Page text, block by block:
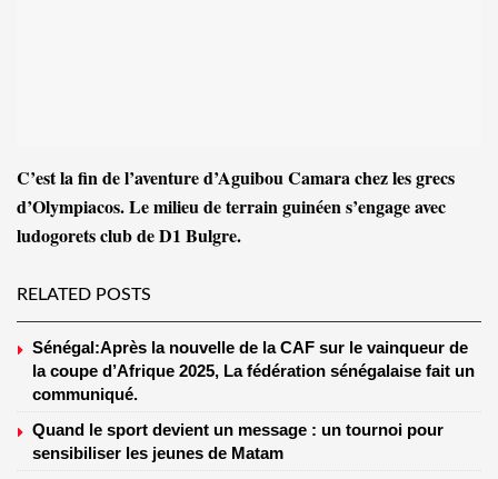
C’est la fin de l’aventure d’Aguibou Camara chez les grecs
d’Olympiacos. Le milieu de terrain guinéen s’engage avec
ludogorets club de D1 Bulgre.
RELATED POSTS
Sénégal:Après la nouvelle de la CAF sur le vainqueur de
la coupe d’Afrique 2025, La fédération sénégalaise fait un
communiqué.
Quand le sport devient un message : un tournoi pour
sensibiliser les jeunes de Matam